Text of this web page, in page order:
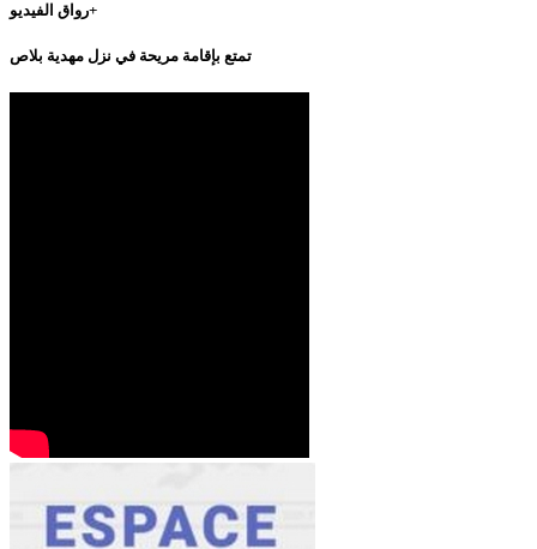
رواق الفيديو+
تمتع بإقامة مريحة في نزل مهدية بلاص